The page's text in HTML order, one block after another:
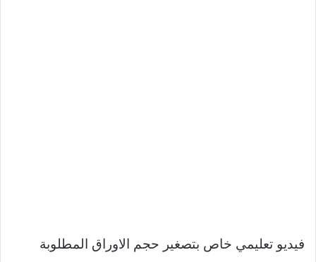
فيديو تعليمي خاص بتصغير حجم الاوراق المطلوبة